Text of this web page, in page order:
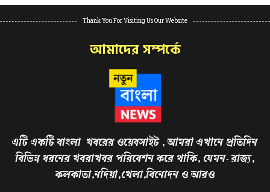
Thank You For Visiting Us Our Website
আমাদের সম্পর্কে
এটি একটি বাংলা খবরের ওয়েবসাইট , আমরা এখানে প্রতিদিন
বিভিন্ন ধরনের খবরাখবর পরিবেশন করে থাকি, যেমন- রাজ্য,
কলকাতা,নদিয়া,খেলা,বিনোদন ও আরও